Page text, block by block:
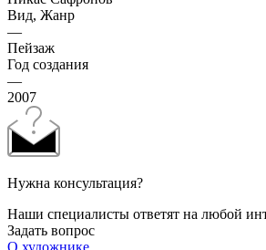
Вид, Жанр
—
Пейзаж
Год создания
—
2007
Нужна консультация?
Наши специалисты ответят на любой
Задать вопрос
О художнике